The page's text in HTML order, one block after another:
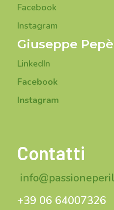
Facebook
Instagram
Giuseppe
LinkedIn
Facebook
Instagram
Contatti
+39 06 64007326